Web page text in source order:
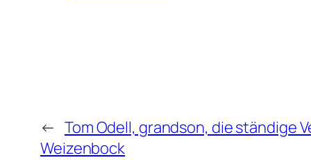
← Tom Odell, grandson, die ständige
Weizenbock